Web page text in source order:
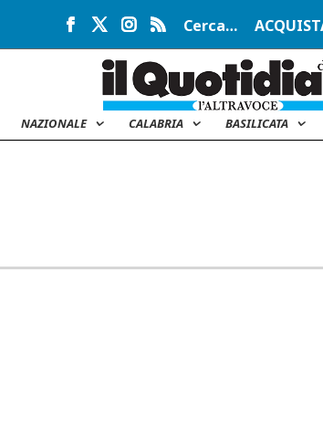
Cerca…
NAZIONALE CALABRIA BASILICATA